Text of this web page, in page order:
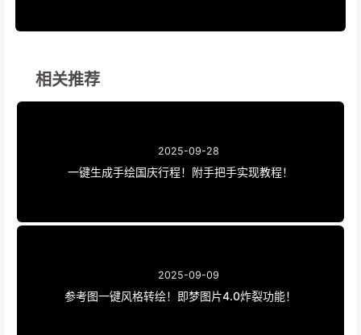
相关推荐
2025-09-28
一键生成手绘国庆行程！附手把手实现教程！
2025-09-09
参考图一键风格转绘！即梦图片4.0炸裂功能！